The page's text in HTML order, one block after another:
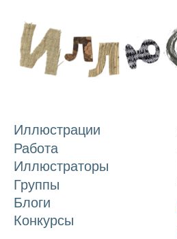
Иллюстрации
Работа
Иллюстраторы
Группы
Блоги
Конкурсы